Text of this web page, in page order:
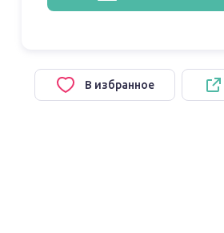
В избранное